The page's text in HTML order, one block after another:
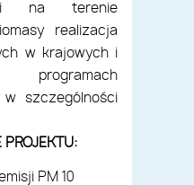
na terenie
realizacja
w krajowych i
programach
szczególności
PROJEKTU:
PM 10